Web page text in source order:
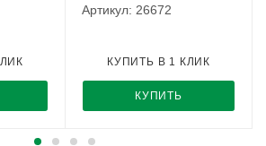
Артикул: 26672
КУПИТЬ
КУПИТЬ В 1 КЛИК